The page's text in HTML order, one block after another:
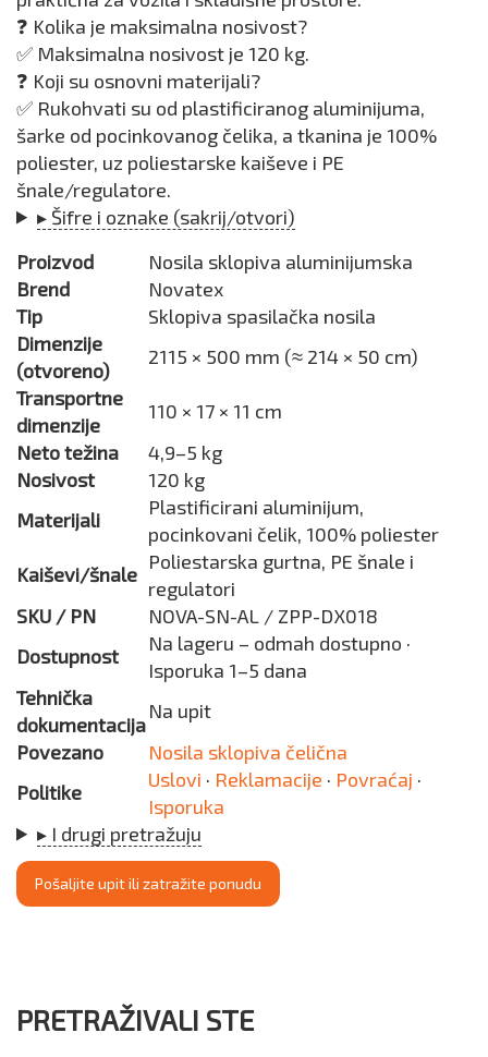
❓ Kolika je maksimalna nosivost?
✅ Maksimalna nosivost je 120 kg.
❓ Koji su osnovni materijali?
✅ Rukohvati su od plastificiranog aluminijuma,
šarke od pocinkovanog čelika, a tkanina je 100%
poliester, uz poliestarske kaiševe i PE
šnale/regulatore.
▸ Šifre i oznake (sakrij/otvori)
Proizvod
Nosila sklopiva aluminijumska
Brend
Novatex
Tip
Sklopiva spasilačka nosila
Dimenzije
(otvoreno)
2115 × 500 mm (≈ 214 × 50 cm)
Transportne
dimenzije
110 × 17 × 11 cm
Neto težina
4,9–5 kg
Nosivost
120 kg
Materijali
Plastificirani aluminijum,
pocinkovani čelik, 100% poliester
Kaiševi/šnale
Poliestarska gurtna, PE šnale i
regulatori
SKU / PN
NOVA-SN-AL / ZPP-DX018
Dostupnost
Na lageru – odmah dostupno ·
Isporuka 1–5 dana
Tehnička
dokumentacija
Na upit
Povezano
Nosila sklopiva čelična
Politike
Uslovi · Reklamacije · Povraćaj ·
Isporuka
▸ I drugi pretražuju
Pošaljite upit ili zatražite ponudu
PRETRAŽIVALI STE